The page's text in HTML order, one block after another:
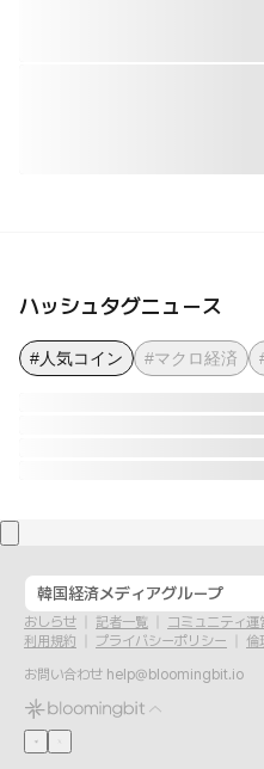
ハッシュタグニュース
#人気コイン #マクロ経済
韓国経済メディアグループ
おしらせ 記者一覧
コミュニティ運
利用規約
プライバシーポリシー
倫
お問い合わせ help@bloomingbit.io